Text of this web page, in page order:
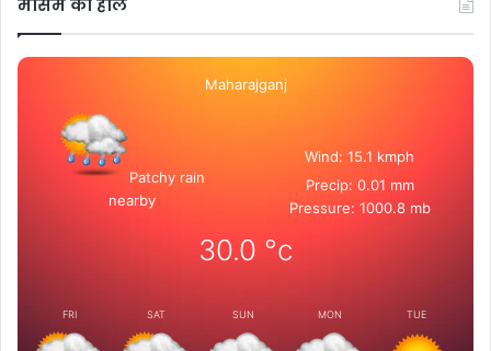
मोसम का हाल
Maharajganj
Patchy rain
nearby
Wind: 15.1 kmph
Precip: 0.01 mm
Pressure: 1000.8 mb
30.0 °c
FRI SAT SUN MON TUE